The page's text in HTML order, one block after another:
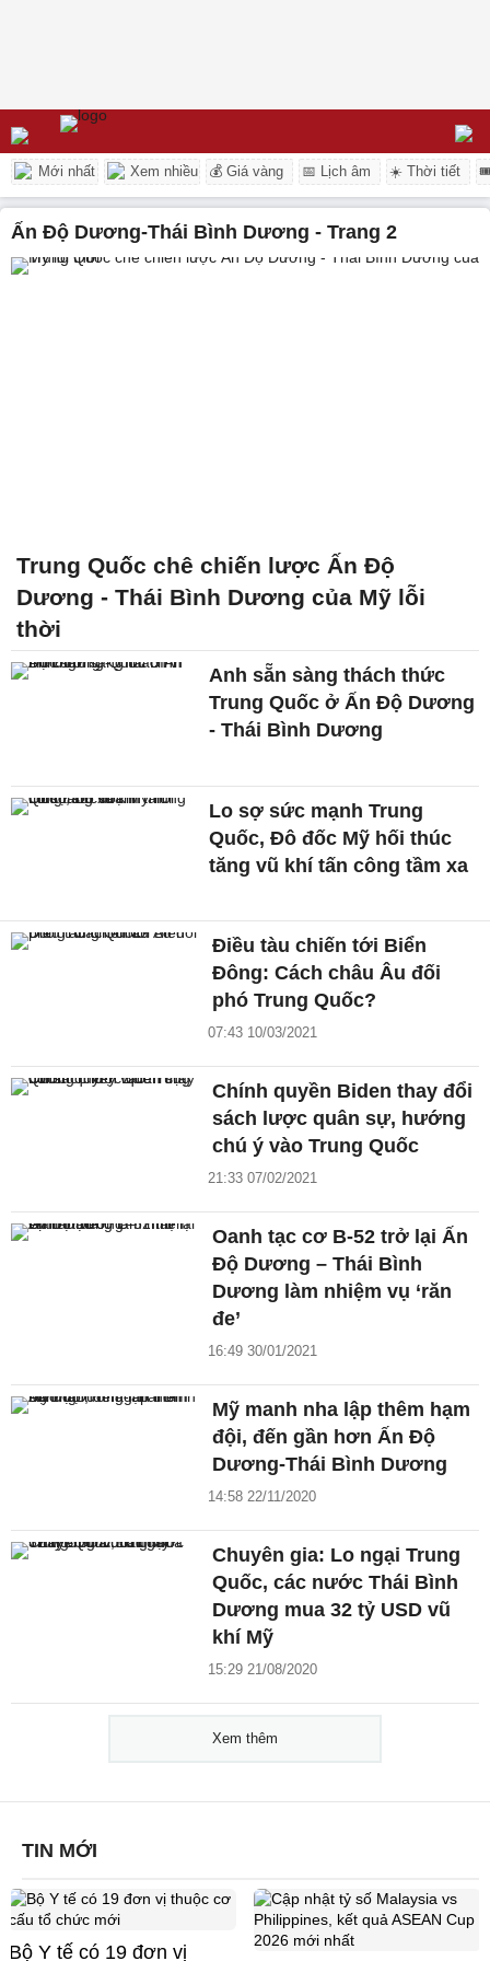
Mới nhất Xem nhiều 💰 Giá vàng 📅 Lịch âm ☀️ Thời tiết
Ấn Độ Dương-Thái Bình Dương - Trang 2
Trung Quốc chê chiến lược Ấn Độ
Dương - Thái Bình Dương của Mỹ lỗi
thời
Anh sẵn sàng thách thức
Trung Quốc ở Ấn Độ Dương
- Thái Bình Dương
Lo sợ sức mạnh Trung
Quốc, Đô đốc Mỹ hối thúc
tăng vũ khí tấn công tầm xa
Điều tàu chiến tới Biển
Đông: Cách châu Âu đối
phó Trung Quốc?
07:43 10/03/2021
Chính quyền Biden thay đổi
sách lược quân sự, hướng
chú ý vào Trung Quốc
21:33 07/02/2021
Oanh tạc cơ B-52 trở lại Ấn
Độ Dương – Thái Bình
Dương làm nhiệm vụ ‘răn
đe’
16:49 30/01/2021
Mỹ manh nha lập thêm hạm
đội, đến gần hơn Ấn Độ
Dương-Thái Bình Dương
14:58 22/11/2020
Chuyên gia: Lo ngại Trung
Quốc, các nước Thái Bình
Dương mua 32 tỷ USD vũ
khí Mỹ
15:29 21/08/2020
Xem thêm
TIN MỚI
Bộ Y tế có 19 đơn vị